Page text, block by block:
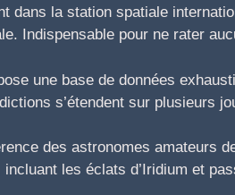
dans la station spatiale
Indispensable pour ne rater
une base de données
s’étendent sur plusieurs
des astronomes amateurs
les éclats d’Iridium et